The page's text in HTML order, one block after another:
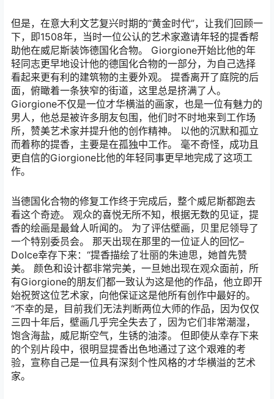
但是，在意大利文艺复兴时期的“黄金时代”，让我们回顾一
下，即1508年，当时一位公认的艺术家邀请年轻的提香帮
助他在威尼斯装饰德国化合物。 Giorgione开始比他的年
轻同志更早地设计他的德国化合物的一部分，为自己选择
看起来更有利的建筑物的主要外观。 提香离开了庭院的后
面，俯瞰着一条狭窄的街道，这里总是挤满了人。
Giorgione不仅是一位才华横溢的画家，也是一位有魅力的
男人，他总是被许多朋友包围，他们时不时地来到工作场
所，赞美艺术家并提升他的创作精神。 以他的沉默和孤立
而着称的提香，主要是在孤独中工作。 毫不奇怪，成功且
更自信的Gio​​rgione比他的年轻同事更早地完成了这项工
作。
当德国化合物的修复工作终于完成后，整个威尼斯都跑去
看这个奇迹。 观众的喜悦无所不知，根据无数的见证，提
香的绘画是最耸人听闻的。 为了评估壁画，贝里尼领导了
一个特别委员会。 那天出现在那里的一位证人的回忆–
Dolce幸存下来：“提香描绘了壮丽的朱迪思，她首先赞
美。 颜色和设计都非常完美，一旦她出现在观众面前，所
有Giorgione的朋友们都一致认为这是他的作品，他立即开
始祝贺这位艺术家，向他保证这是他所有创作中最好的。
“不幸的是，目前我们无法判断两位大师的作品，因为仅仅
三四十年后，壁画几乎完全失去了，因为它们非常潮湿，
饱含海盐，威尼斯空气，生锈的油漆。 但即使从幸存下来
的个别片段中，很明显提香出色地通过了这个艰难的考
验，宣称自己是一位具有深刻个性风格的才华横溢的艺术
家。